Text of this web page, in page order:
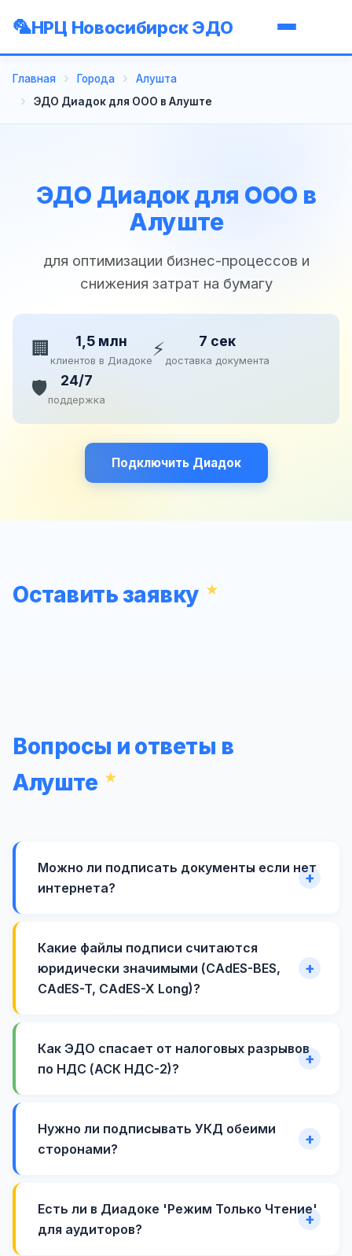
НРЦ Новосибирск ЭДО
Главная Города
Алушта
ЭДО Диадок для ООО в Алуште
ЭДО Диадок для ООО в
Алуште
для оптимизации бизнес-процессов и
снижения затрат на бумагу
🏢 1,5 млн
клиентов в Диадоке⚡ 7 сек
доставка документа
🛡️ 24/7
поддержка
Подключить Диадок
Оставить заявку
Вопросы и ответы в
Алуште
Можно ли подписать документы если нет
интернета?
Какие файлы подписи считаются
юридически значимыми (CAdES-BES,
CAdES-T, CAdES-X Long)?
Как ЭДО спасает от налоговых разрывов
по НДС (АСК НДС-2)?
Нужно ли подписывать УКД обеими
сторонами?
Есть ли в Диадоке 'Режим Только Чтение'
для аудиторов?